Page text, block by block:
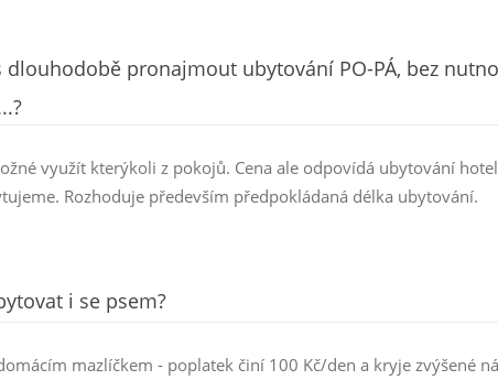
dlouhodobě pronajmout ubytování PO-PÁ, bez
využít kterýkoli z pokojů. Cena ale odpovídá ubytování
Rozhoduje především předpokládaná délka ubytování.
i se psem?
mazlíčkem - poplatek činí 100 Kč/den a kryje zvýšené